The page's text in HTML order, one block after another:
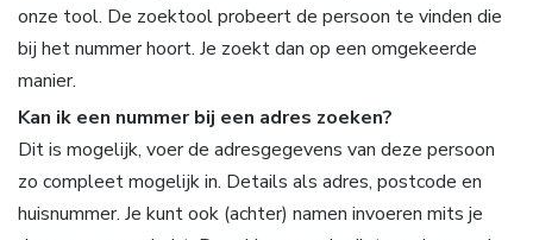
onze tool. De zoektool probeert de persoon te vinden die
bij het nummer hoort. Je zoekt dan op een omgekeerde
manier.
Kan ik een nummer bij een adres zoeken?
Dit is mogelijk, voer de adresgegevens van deze persoon
zo compleet mogelijk in. Details als adres, postcode en
huisnummer. Je kunt ook (achter) namen invoeren mits je